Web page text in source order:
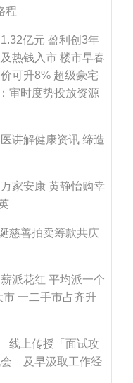
程
亿元 盈利创3年
热钱入市 楼市早春
可升8% 超级豪宅
审时度势投放资源
讲解健康资讯 缔造
家安康 黄静怡购幸
慈善拍卖筹款共庆
派花红 平均派一个
市 一二手市占齐升
线上传授「面试攻
会 及早汲取工作经